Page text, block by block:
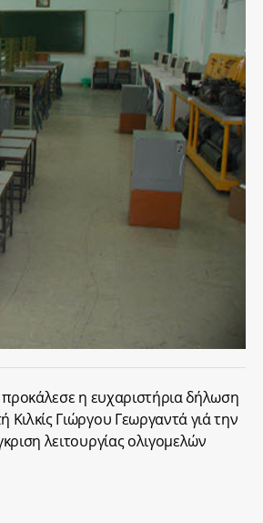
η ευχαριστήρια δήλωση
Γιώργου Γεωργαντά γιά την
λειτουργίας ολιγομελών